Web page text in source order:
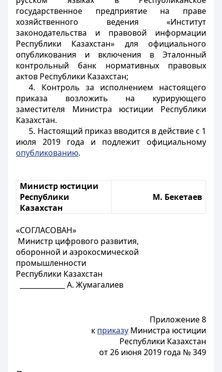
государственное предприятие на праве
хозяйственного ведения «Институт
законодательства и правовой информации
Республики Казахстан» для официального
опубликования и включения в Эталонный
контрольный банк нормативных правовых
актов Республики Казахстан;
4. Контроль за исполнением настоящего
приказа возложить на курирующего
заместителя Министра юстиции Республики
Казахстан.
5. Настоящий приказ вводится в действие с 1
июля 2019 года и подлежит официальному
опубликованию.
Министр юстиции
Республики
Казахстан
М. Бекетаев
«СОГЛАСОВАН»
Министр цифрового развития,
оборонной и аэрокосмической
промышленности
Республики Казахстан
_____________ А. Жумагалиев
Приложение 8
к приказу Министра юстиции
Республики Казахстан
от 26 июня 2019 года № 349